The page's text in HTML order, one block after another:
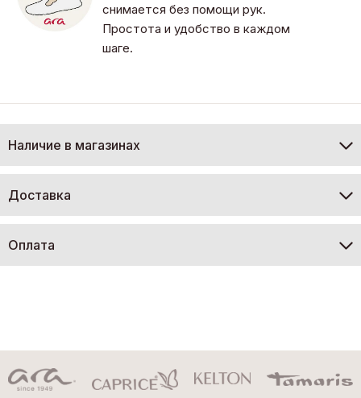
снимается без помощи рук.
Простота и удобство в каждом
шаге.
Наличие в магазинах
Доставка
Оплата